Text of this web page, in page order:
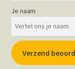
Je naam
Verzend